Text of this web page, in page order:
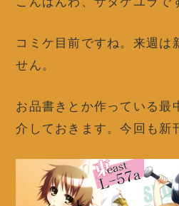
コミケ目前ですね。来週は
せん。
お品書きとか作っている最
介しておきます。今回も新